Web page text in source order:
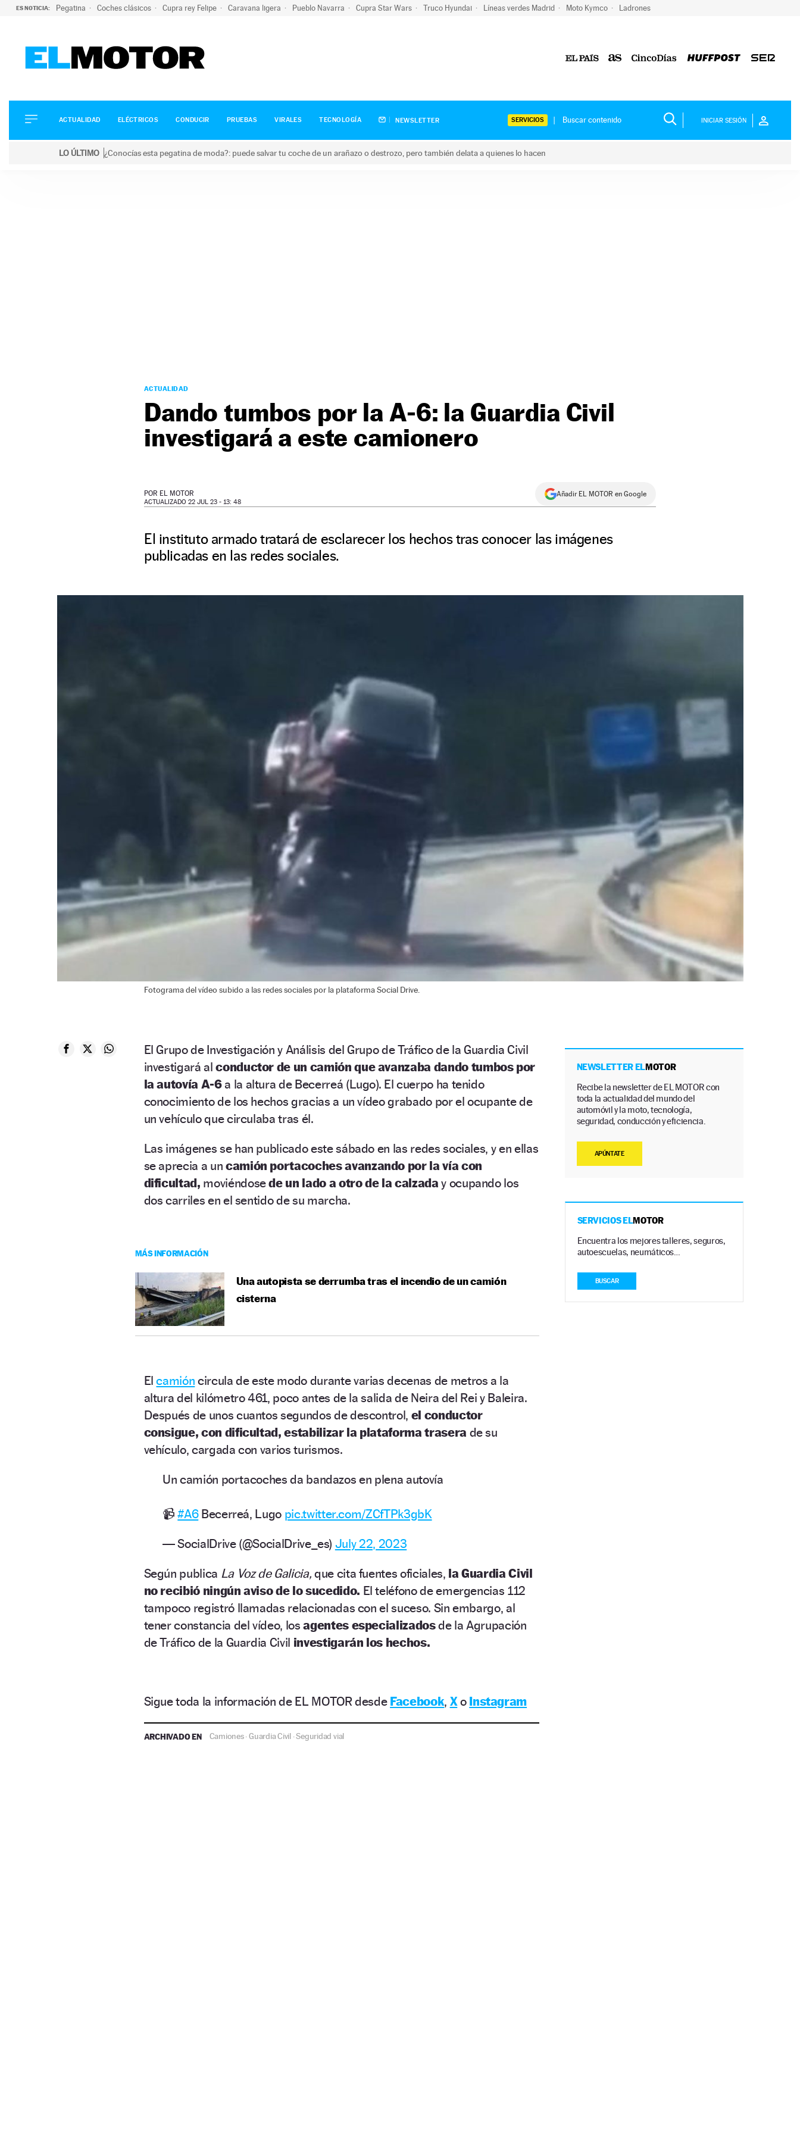
ES NOTICIA: Pegatina Coches clásicos Cupra rey Felipe Caravana ligera Pueblo Navarra Cupra Star Wars Truco Hyundai Líneas verdes Madrid Moto Kymco Ladrones
ELÉCTRICOS
CONDUCIR
ACTUALIDAD ELÉCTRICOS CONDUCIR PRUEBAS VIRALES TECNOLOGÍA NEWSLETTER SERVICIOS INICIAR SESIÓN
LO ÚLTIMO ¿Conocías esta pegatina de moda?: puede salvar tu coche de un arañazo o destrozo, pero también delata a quienes lo hacen
ACTUALIDAD
Dando tumbos por la A-6: la Guardia Civil
investigará a este camionero
POR EL MOTOR
ACTUALIZADO 22 JUL 23 - 13: 48
Añadir EL MOTOR en Google
El instituto armado tratará de esclarecer los hechos tras conocer las imágenes
publicadas en las redes sociales.
Fotograma del vídeo subido a las redes sociales por la plataforma Social Drive.
El Grupo de Investigación y Análisis del Grupo de Tráfico de la Guardia Civil
investigará alconductor de un camión que avanzaba dando tumbos por
la autovía A-6a la altura de Becerreá (Lugo). El cuerpo ha tenido
conocimiento de los hechos gracias a un vídeo grabado por el ocupante de
un vehículo que circulaba tras él.
Las imágenes se han publicado este sábado en las redes sociales, y en ellas
se aprecia a un camión portacoches avanzando por la vía con
dificultad, moviéndosede un lado a otro de la calzada y ocupando los
dos carriles en el sentido de su marcha.
MÁS INFORMACIÓN
Una autopista se derrumba tras el incendio de un camión
cisterna
Elcamión circula de este modo durante varias decenas de metros a la
altura del kilómetro 461, poco antes de la salida de Neira del Rei y Baleira.
Después de unos cuantos segundos de descontrol, el conductor
consigue, con dificultad, estabilizar la plataforma trasera de su
vehículo, cargada con varios turismos.
Un camión portacoches da bandazos en plena autovía
📹#A6Becerreá, Lugo pic.twitter.com/ZCfTPk3gbK
— SocialDrive (@SocialDrive_es) July 22, 2023
Según publica La Voz de Galicia, que cita fuentes oficiales, la Guardia Civil
no recibió ningún aviso de lo sucedido. El teléfono de emergencias 112
tampoco registró llamadas relacionadas con el suceso. Sin embargo, al
tener constancia del vídeo, losagentes especializadosde la Agrupación
de Tráfico de la Guardia Civil investigarán los hechos.
Sigue toda la información de EL MOTOR desde Facebook, Xo Instagram
ARCHIVADO EN Camiones·Guardia Civil ·Seguridad vial
NEWSLETTER ELMOTOR
Recibe la newsletter de EL MOTOR con
toda la actualidad del mundo del
automóvil y la moto, tecnología,
seguridad, conducción y eficiencia.
APÚNTATE
SERVICIOS ELMOTOR
Encuentra los mejores talleres, seguros,
autoescuelas, neumáticos…
BUSCAR